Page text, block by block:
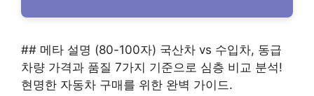
## 메타 설명 (80-100자) 국산차 vs 수입차, 동급
차량 가격과 품질 7가지 기준으로 심층 비교 분석!
현명한 자동차 구매를 위한 완벽 가이드.